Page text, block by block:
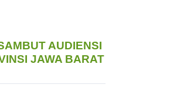
AUDIENSI
JAWA BARAT